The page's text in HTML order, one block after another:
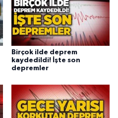
Birçok ilde deprem
kaydedildi! İşte son
depremler